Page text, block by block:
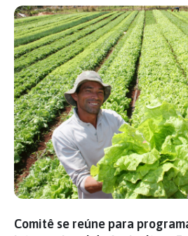
Comitê se reúne para